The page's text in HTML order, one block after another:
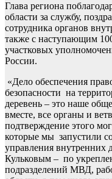
Глава региона
области за службу,
сотрудника органов
также с наступающим
участковых
России.
«Дело обеспечения
безопасности на
деревень – это наше
вместе, все органы и
подтверждение этого
которые мы запустили
управления
Кульковым – по
подразделений МВД,